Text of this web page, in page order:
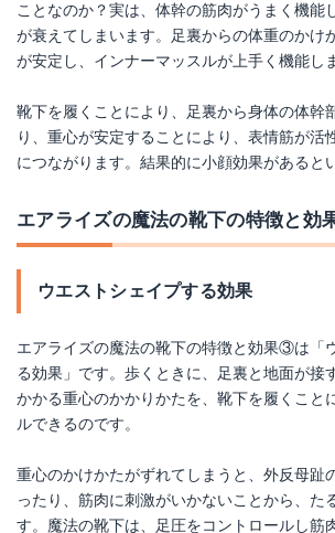
ことなのか？実は、体幹の筋肉がうまく機能
が衰えてしまいます。足裏からの体重のかけ
が安定し、インナーマッスルが上手く機能し
靴下を履くことにより、足裏から身体の体幹
り、重心が安定することにより、表情筋が活
につながります。結果的に小顔効果があると
エアライズの魔法の靴下の特徴と効
ウエストシェイプする効果
エアライズの魔法の靴下の特徴と効果③は「
る効果」です。歩くときに、足裏と地面が接
かかる重心のかかりかたを、靴下を履くこと
ルできるのです。
重心のかけかたがずれてしまうと、外反母趾
ったり、筋肉に刺激がいかないことから、た
す。魔法の靴下は、足圧をコントロールし筋